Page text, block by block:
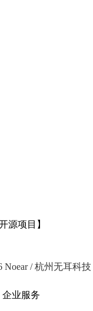
源项目】
Noear / 杭州无耳科技
企业服务